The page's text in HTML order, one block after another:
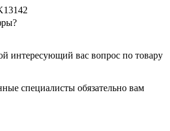
интересующий вас вопрос по товару
специалисты обязательно вам